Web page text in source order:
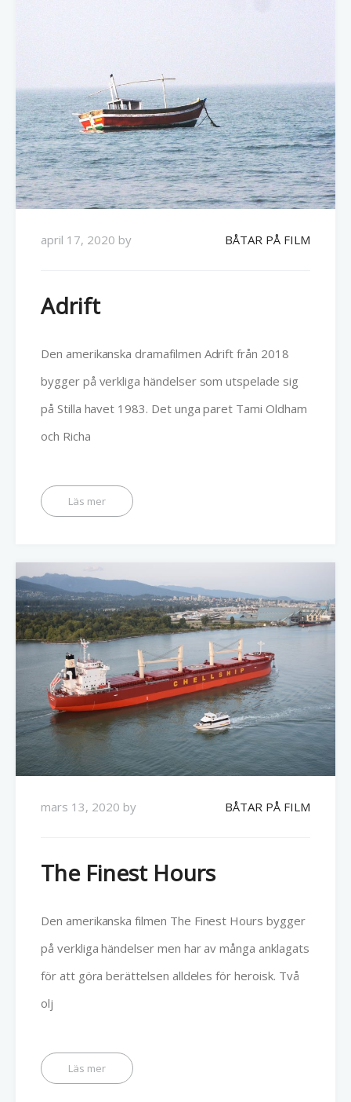
april 17, 2020 by BÅTAR PÅ FILM
Adrift
Den amerikanska dramafilmen Adrift från 2018
bygger på verkliga händelser som utspelade sig
på Stilla havet 1983. Det unga paret Tami Oldham
och Richa
mars 13, 2020 by BÅTAR PÅ FILM
The Finest Hours
Den amerikanska filmen The Finest Hours bygger
på verkliga händelser men har av många anklagats
för att göra berättelsen alldeles för heroisk. Två
olj